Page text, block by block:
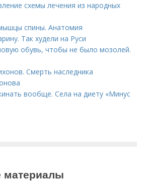
схемы лечения из народных
спины. Анатомия
Так худели на Руси
обувь, чтобы не было мозолей.
Смерть наследника
вообще. Села на диету «Минус